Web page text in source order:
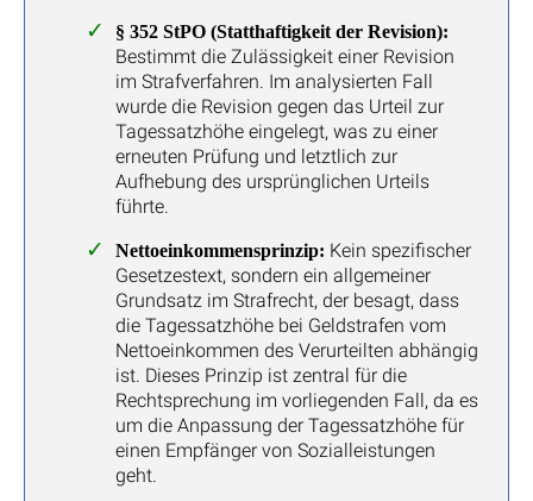
§ 352 StPO (Statthaftigkeit der Revision):
Bestimmt die Zulässigkeit einer Revision
im Strafverfahren. Im analysierten Fall
wurde die Revision gegen das Urteil zur
Tagessatzhöhe eingelegt, was zu einer
erneuten Prüfung und letztlich zur
Aufhebung des ursprünglichen Urteils
führte.
Nettoeinkommensprinzip: Kein spezifischer
Gesetzestext, sondern ein allgemeiner
Grundsatz im Strafrecht, der besagt, dass
die Tagessatzhöhe bei Geldstrafen vom
Nettoeinkommen des Verurteilten abhängig
ist. Dieses Prinzip ist zentral für die
Rechtsprechung im vorliegenden Fall, da es
um die Anpassung der Tagessatzhöhe für
einen Empfänger von Sozialleistungen
geht.